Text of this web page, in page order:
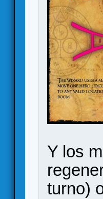
Y los
turno)